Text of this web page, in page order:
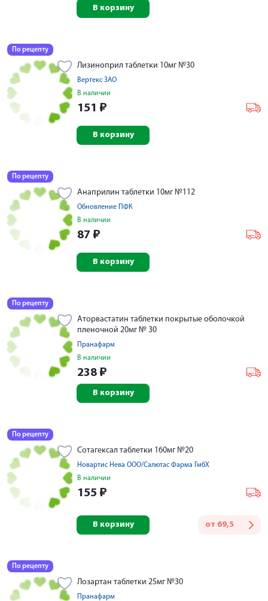
В корзину
По рецепту
Лизиноприл таблетки 10мг №30
Вертекс ЗАО
В наличии
151 ₽
В корзину
По рецепту
Анаприлин таблетки 10мг №112
Обновление ПФК
В наличии
87 ₽
В корзину
По рецепту
Аторвастатин таблетки покрытые оболочкой
пленочной 20мг № 30
Пранафарм
В наличии
238 ₽
В корзину
По рецепту
Сотагексал таблетки 160мг №20
Новартис Нева ООО/Салютас Фарма ГмбХ
В наличии
155 ₽
от 69,5
В корзину
По рецепту
Лозартан таблетки 25мг №30
Пранафарм